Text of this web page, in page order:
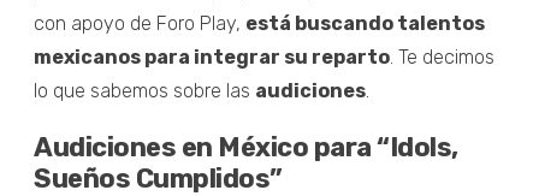
con apoyo de Foro Play, está buscando talentos
mexicanos para integrar su reparto . Te decimos
lo que sabemos sobre las audiciones
Audiciones en México para “Idols,
Sueños Cumplidos”